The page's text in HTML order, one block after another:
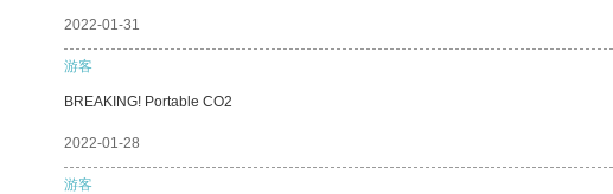
2022-01-31
游客
BREAKING! Portable CO2
2022-01-28
游客